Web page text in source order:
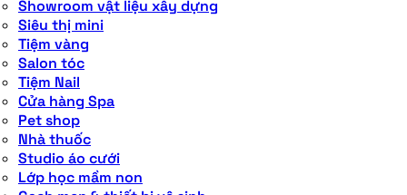
Showroom vật liệu xây dựng
Siêu thị mini
Tiệm vàng
Salon tóc
Tiệm Nail
Cửa hàng Spa
Pet shop
Nhà thuốc
Studio áo cưới
Lớp học mầm non